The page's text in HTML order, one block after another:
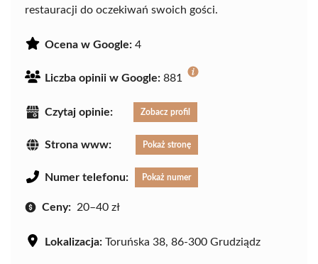
restauracji do oczekiwań swoich gości.
Ocena w Google: 4
Liczba opinii w Google: 881
Czytaj opinie: Zobacz profil
Strona www: Pokaż stronę
Numer telefonu: Pokaż numer
Ceny: 20–40 zł
Lokalizacja: Toruńska 38, 86-300 Grudziądz